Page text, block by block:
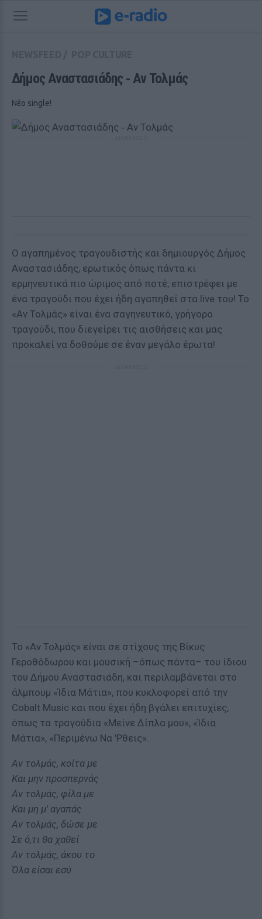
Δήμος Αναστασιάδης ‑ Αν Τολμάς
Νέο single!
Ο αγαπημένος τραγουδιστής και δημιουργός Δήμος
Αναστασιάδης, ερωτικός όπως πάντα κι
ερμηνευτικά πιο ώριμος από ποτέ, επιστρέφει με
ένα τραγούδι που έχει ήδη αγαπηθεί στα live του! Το
«Αν Τολμάς» είναι ένα σαγηνευτικό, γρήγορο
τραγούδι, που διεγείρει τις αισθήσεις και μας
προκαλεί να δοθούμε σε έναν μεγάλο έρωτα!
Το «Αν Τολμάς» είναι σε στίχους της Βίκυς
Γεροθόδωρου και μουσική –όπως πάντα– του ίδιου
του Δήμου Αναστασιάδη, και περιλαμβάνεται στο
άλμπουμ «Ίδια Μάτια», που κυκλοφορεί από την
Cobalt Music και που έχει ήδη βγάλει επιτυχίες,
όπως τα τραγούδια «Μείνε Δίπλα μου», «Ίδια
Μάτια», «Περιμένω Να 'Ρθεις».
Αν τολμάς, κοίτα με
Και μην προσπερνάς
Αν τολμάς, φίλα με
Και μη μ' αγαπάς
Αν τολμάς, δώσε με
Σε ό,τι θα χαθεί
Αν τολμάς, άκου το
Όλα είσαι εσύ